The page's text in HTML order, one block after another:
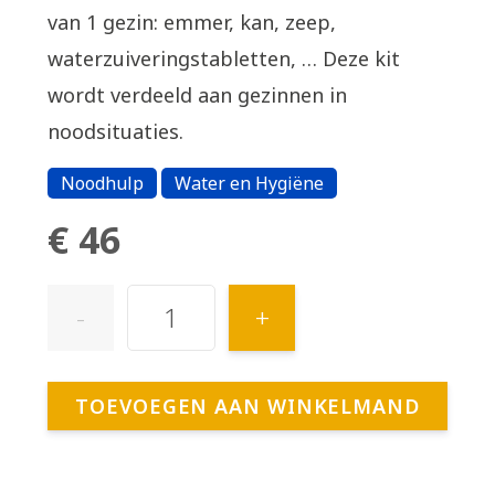
van 1 gezin: emmer, kan, zeep,
waterzuiveringstabletten, … Deze kit
wordt verdeeld aan gezinnen in
noodsituaties.
Noodhulp Water en Hygiëne
€ 46
- +
TOEVOEGEN AAN WINKELMAND